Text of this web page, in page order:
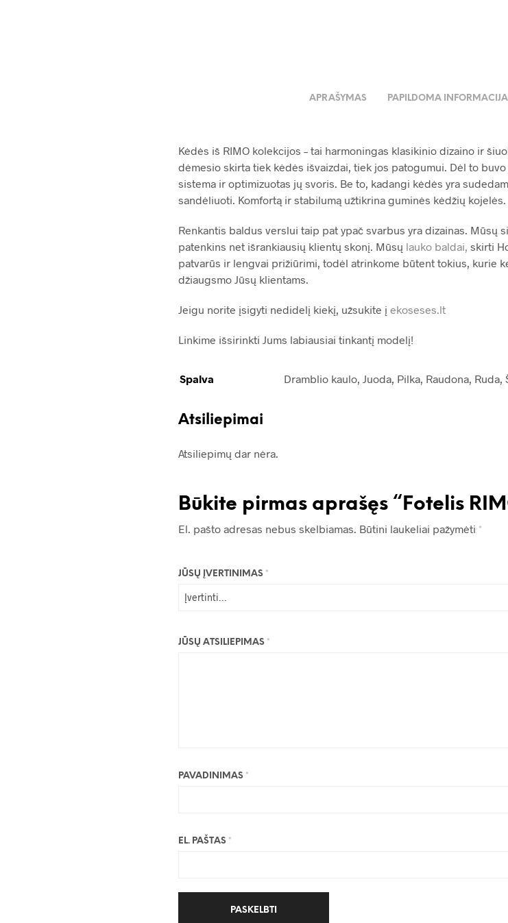
APRAŠYMAS PAPILDOMA INFORMACIJA
Kėdės iš RIMO kolekcijos – tai harmoningas klasikinio dizaino ir
dėmesio skirta tiek kėdės išvaizdai, tiek jos patogumui. Dėl to
sistema ir optimizuotas jų svoris. Be to, kadangi kėdės yra
sandėliuoti. Komfortą ir stabilumą užtikrina guminės kėdžių kojelės.
Renkantis baldus verslui taip pat ypač svarbus yra dizainas. Mūsų
patenkins net išrankiausių klientų skonį. Mūsų lauko baldai, skirti
patvarūs ir lengvai prižiūrimi, todėl atrinkome būtent tokius, kurie
džiaugsmo Jūsų klientams.
Jeigu norite įsigyti nedidelį kiekį, užsukite į ekoseses.lt
Linkime išsirinkti Jums labiausiai tinkantį modelį!
Spalva Dramblio kaulo, Juoda, Pilka, Raudona, Ruda,
Atsiliepimai
Atsiliepimų dar nėra.
Būkite pirmas aprašęs “Fotelis
El. pašto adresas nebus skelbiamas. Būtini laukeliai pažymėti *
JŪSŲ ĮVERTINIMAS *
JŪSŲ ATSILIEPIMAS *
PAVADINIMAS *
EL. PAŠTAS *